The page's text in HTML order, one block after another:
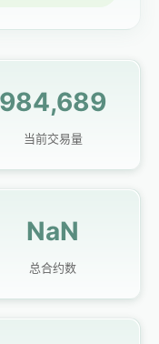
984,689
当前交易量
NaN
总合约数